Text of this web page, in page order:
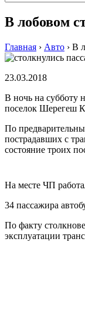
В лобовом
Главная › Авто › В
23.03.2018
В ночь на субботу
поселок Шерегеш
По
пострадавших с
состояние троих
На месте ЧП
34 пассажира
По факту
эксплуатации